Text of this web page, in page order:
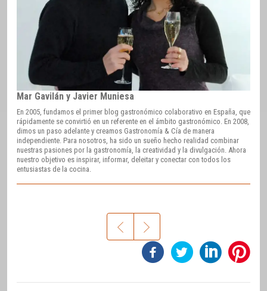
Mar Gavilán y Javier Muniesa
En 2005, fundamos el primer blog gastronómico colaborativo en España, que
rápidamente se convirtió en un referente en el ámbito gastronómico. En 2008,
dimos un paso adelante y creamos Gastronomía & Cía de manera
independiente. Para nosotros, ha sido un sueño hecho realidad combinar
nuestras pasiones por la gastronomía, la creatividad y la divulgación. Ahora
nuestro objetivo es inspirar, informar, deleitar y conectar con todos los
entusiastas de la cocina.